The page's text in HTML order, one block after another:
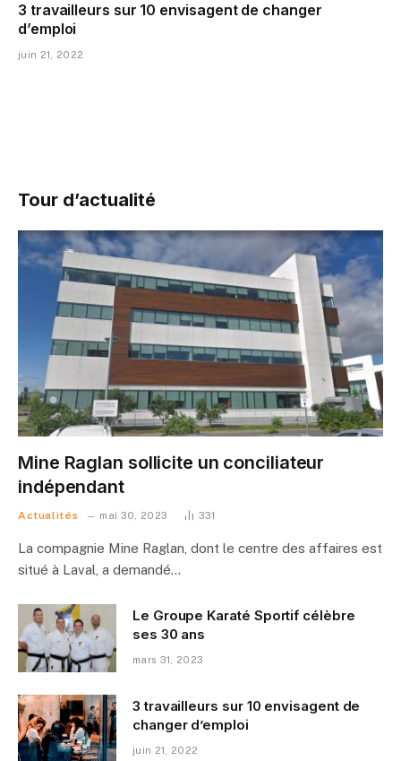
3 travailleurs sur 10 envisagent de changer
d’emploi
juin 21, 2022
Tour d’actualité
Mine Raglan sollicite un conciliateur
indépendant
Actualités mai 30, 2023 331
La compagnie Mine Raglan, dont le centre des affaires est
situé à Laval, a demandé…
Le Groupe Karaté Sportif célèbre
ses 30 ans
mars 31, 2023
3 travailleurs sur 10 envisagent de
changer d’emploi
juin 21, 2022